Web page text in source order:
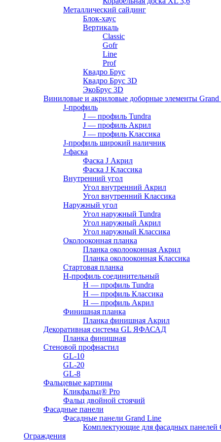
Металлический сайдинг
Блок-хаус
Вертикаль
Classic
Gofr
Line
Prof
Квадро Брус
Квадро Брус 3D
ЭкоБрус 3D
Виниловые и акриловые доборные элементы Grand
J-профиль
J — профиль Tundra
J — профиль Акрил
J — профиль Классика
J-профиль широкий наличник
J-фаска
Фаска J Акрил
Фаска J Классика
Внутренний угол
Угол внутренний Акрил
Угол внутренний Классика
Наружный угол
Угол наружный Tundra
Угол наружный Акрил
Угол наружный Классика
Околооконная планка
Планка околооконная Акрил
Планка околооконная Классика
Стартовая планка
H-профиль соединительный
Н — профиль Tundra
H — профиль Классика
Н — профиль Акрил
Финишная планка
Планка финишная Акрил
Декоративная система GL ЯФАСАД
Планка финишная
Стеновой профнастил
GL-10
GL-20
GL-8
Фальцевые картины
Кликфальц® Pro
Фальц двoйной стоячий
Фасадные панели
Фасадные панели Grand Line
Комплектующие для фасадных панелей
Ограждения